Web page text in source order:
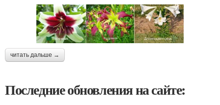
читать дальше →
Последние обновления на сайте: